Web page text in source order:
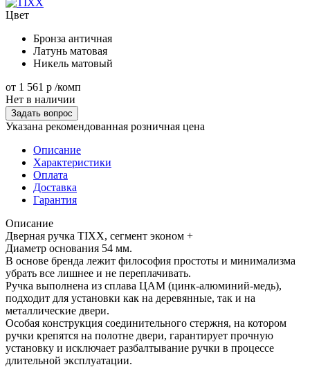
Цвет
Бронза античная
Латунь матовая
Никель матовый
от 1 561 р /комп
Нет в наличии
Задать вопрос
Указана рекомендованная розничная цена
Описание
Характеристики
Оплата
Доставка
Гарантия
Описание
Дверная ручка TIXX, сегмент эконом +
Диаметр основания 54 мм.
В основе бренда лежит философия простоты и минимализма
убрать все лишнее и не переплачивать.
Ручка выполнена из сплава ЦАМ (цинк-алюминий-медь),
подходит для установки как на деревянные, так и на
металлические двери.
Особая конструкция соединительного стержня, на котором
ручки крепятся на полотне двери, гарантирует прочную
установку и исключает разбалтывание ручки в процессе
длительной эксплуатации.